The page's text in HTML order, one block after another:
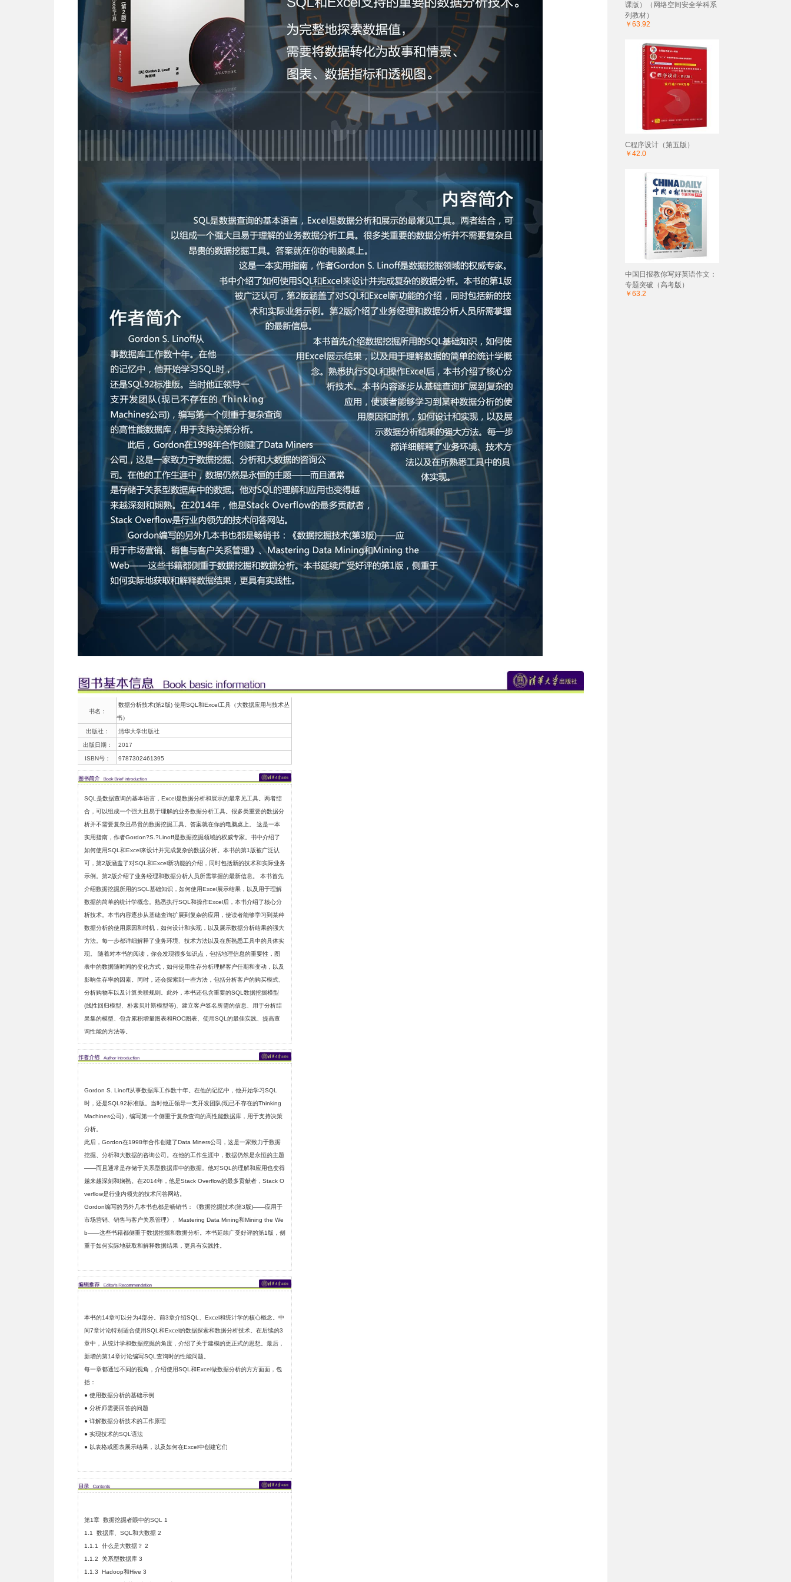
书名：
数据分析技术(第2版) 使用SQL和Excel工具（大数据应用与技术丛
书）
出版社： 清华大学出版社
出版日期： 2017
ISBN号： 9787302461395
SQL是数据查询的基本语言，Excel是数据分析和展示的最常见工具。两者结
合，可以组成一个强大且易于理解的业务数据分析工具。很多类重要的数据分
析并不需要复杂且昂贵的数据挖掘工具。答案就在你的电脑桌上。 这是一本
实用指南，作者Gordon?S.?Linoff是数据挖掘领域的权威专家。书中介绍了
如何使用SQL和Excel来设计并完成复杂的数据分析。本书的第1版被广泛认
可，第2版涵盖了对SQL和Excel新功能的介绍，同时包括新的技术和实际业务
示例。第2版介绍了业务经理和数据分析人员所需掌握的最新信息。 本书首先
介绍数据挖掘所用的SQL基础知识，如何使用Excel展示结果，以及用于理解
数据的简单的统计学概念。熟悉执行SQL和操作Excel后，本书介绍了核心分
析技术。本书内容逐步从基础查询扩展到复杂的应用，使读者能够学习到某种
数据分析的使用原因和时机，如何设计和实现，以及展示数据分析结果的强大
方法。每一步都详细解释了业务环境、技术方法以及在所熟悉工具中的具体实
现。 随着对本书的阅读，你会发现很多知识点，包括地理信息的重要性，图
表中的数据随时间的变化方式，如何使用生存分析理解客户任期和变动，以及
影响生存率的因素。同时，还会探索到一些方法，包括分析客户的购买模式、
分析购物车以及计算关联规则。此外，本书还包含重要的SQL数据挖掘模型
(线性回归模型、朴素贝叶斯模型等)、建立客户签名所需的信息、用于分析结
果集的模型、包含累积增量图表和ROC图表、使用SQL的最佳实践、提高查
询性能的方法等。
Gordon S. Linoff从事数据库工作数十年。在他的记忆中，他开始学习SQL
时，还是SQL92标准版。当时他正领导一支开发团队(现已不存在的Thinking
Machines公司)，编写第一个侧重于复杂查询的高性能数据库，用于支持决策
分析。
此后，Gordon在1998年合作创建了Data Miners公司，这是一家致力于数据
挖掘、分析和大数据的咨询公司。在他的工作生涯中，数据仍然是永恒的主题
——而且通常是存储于关系型数据库中的数据。他对SQL的理解和应用也变得
越来越深刻和娴熟。在2014年，他是Stack Overflow的最多贡献者，Stack O
verflow是行业内领先的技术问答网站。
Gordon编写的另外几本书也都是畅销书：《数据挖掘技术(第3版)——应用于
市场营销、销售与客户关系管理》、Mastering Data Mining和Mining the We
b——这些书籍都侧重于数据挖掘和数据分析。本书延续广受好评的第1版，侧
重于如何实际地获取和解释数据结果，更具有实践性。
本书的14章可以分为4部分。前3章介绍SQL、Excel和统计学的核心概念。中
间7章讨论特别适合使用SQL和Excel的数据探索和数据分析技术。在后续的3
章中，从统计学和数据挖掘的角度，介绍了关于建模的更正式的思想。最后，
新增的第14章讨论编写SQL查询时的性能问题。
每一章都通过不同的视角，介绍使用SQL和Excel做数据分析的方方面面，包
括：
● 使用数据分析的基础示例
● 分析师需要回答的问题
● 详解数据分析技术的工作原理
● 实现技术的SQL语法
● 以表格或图表展示结果，以及如何在Excel中创建它们
第1章 数据挖掘者眼中的SQL 1
1.1 数据库、SQL和大数据 2
1.1.1 什么是大数据？ 2
1.1.2 关系型数据库 3
1.1.3 Hadoop和Hive 3
课版）（网络空间安全学科系
列教材）
￥63.92
C程序设计（第五版）
￥42.0
中国日报教你写好英语作文：
专题突破（高考版）
￥63.2